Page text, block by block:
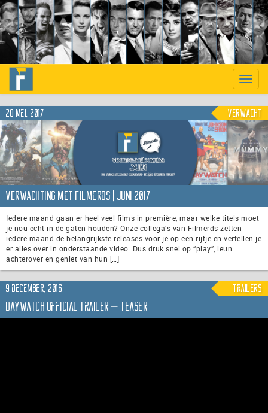
Previous
Toggle
28 mei, 2017 VERWACHT
VERWACHTING met Filmerds | juni 2017
Iedere maand gaan er heel veel films in première, maar welke titels moet
je nou echt in de gaten houden? Onze collega’s van Filmerds zetten
iedere maand de belangrijkste releases voor je op een rijtje en vertellen je
er alles over in onderstaande video. Dus druk snel op “play”, leun
achterover en geniet van hun […]
9 december, 2016 trailers
Baywatch Official Trailer – Teaser